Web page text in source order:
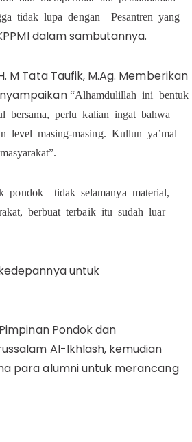
tidak lupa dengan Pesantren yang
dalam sambutannya.
M Tata Taufik, M.Ag. Memberikan
“Alhamdulillah ini bentuk
bersama, perlu kalian ingat bahwa
level masing-masing. Kullun ya’mal
pondok tidak selamanya material,
berbuat terbaik itu sudah luar
untuk
Pondok dan
Al-Ikhlash, kemudian
para alumni untuk merancang